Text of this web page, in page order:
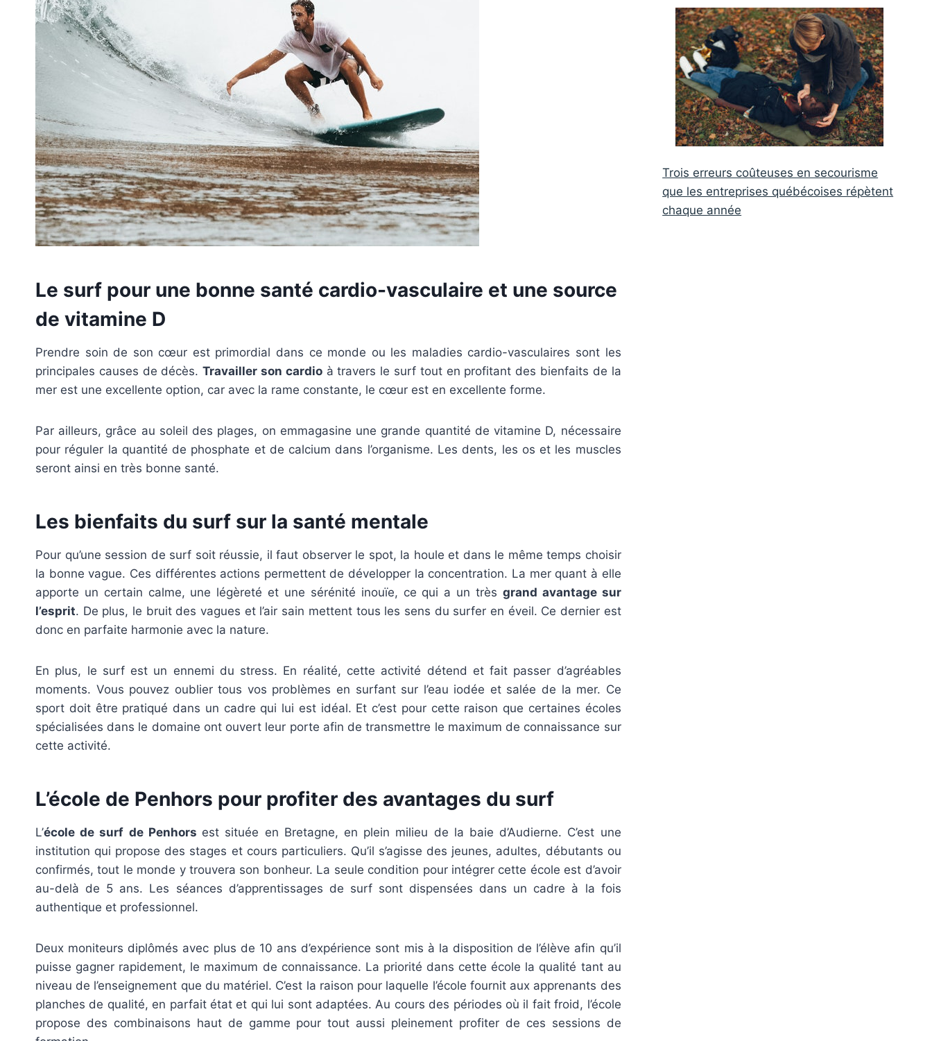
Le surf pour une bonne santé cardio-vasculaire et une source
de vitamine D
Prendre soin de son cœur est primordial dans ce monde ou les maladies cardio-vasculaires sont les
principales causes de décès.Travailler son cardioà travers le surf tout en profitant des bienfaits de la
mer est une excellente option, car avec la rame constante, le cœur est en excellente forme.
Par ailleurs, grâce au soleil des plages, on emmagasine une grande quantité de vitamine D, nécessaire
pour réguler la quantité de phosphate et de calcium dans l’organisme. Les dents, les os et les muscles
seront ainsi en très bonne santé.
Les bienfaits du surf sur la santé mentale
Pour qu’une session de surf soit réussie, il faut observer le spot, la houle et dans le même temps choisir
la bonne vague. Ces différentes actions permettent de développer la concentration. La mer quant à elle
apporte un certain calme, une légèreté et une sérénité inouïe, ce qui a un très grand avantage sur
l’esprit. De plus, le bruit des vagues et l’air sain mettent tous les sens du surfer en éveil. Ce dernier est
donc en parfaite harmonie avec la nature.
En plus, le surf est un ennemi du stress. En réalité, cette activité détend et fait passer d’agréables
moments. Vous pouvez oublier tous vos problèmes en surfant sur l’eau iodée et salée de la mer. Ce
sport doit être pratiqué dans un cadre qui lui est idéal. Et c’est pour cette raison que certaines écoles
spécialisées dans le domaine ont ouvert leur porte afin de transmettre le maximum de connaissance sur
cette activité.
L’école de Penhors pour profiter des avantages du surf
L’école de surf de Penhors est située en Bretagne, en plein milieu de la baie d’Audierne. C’est une
institution qui propose des stages et cours particuliers. Qu’il s’agisse des jeunes, adultes, débutants ou
confirmés, tout le monde y trouvera son bonheur. La seule condition pour intégrer cette école est d’avoir
au-delà de 5 ans. Les séances d’apprentissages de surf sont dispensées dans un cadre à la fois
authentique et professionnel.
Deux moniteurs diplômés avec plus de 10 ans d’expérience sont mis à la disposition de l’élève afin qu’il
puisse gagner rapidement, le maximum de connaissance. La priorité dans cette école la qualité tant au
niveau de l’enseignement que du matériel. C’est la raison pour laquelle l’école fournit aux apprenants des
planches de qualité, en parfait état et qui lui sont adaptées. Au cours des périodes où il fait froid, l’école
propose des combinaisons haut de gamme pour tout aussi pleinement profiter de ces sessions de
Trois erreurs coûteuses en secourisme
que les entreprises québécoises répètent
chaque année